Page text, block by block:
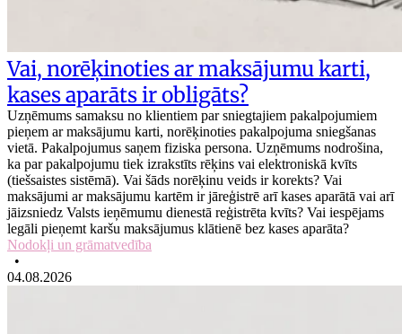
Vai, norēķinoties ar maksājumu karti,
kases aparāts ir obligāts?
Uzņēmums samaksu no klientiem par sniegtajiem pakalpojumiem
pieņem ar maksājumu karti, norēķinoties pakalpojuma sniegšanas
vietā. Pakalpojumus saņem fiziska persona. Uzņēmums nodrošina,
ka par pakalpojumu tiek izrakstīts rēķins vai elektroniskā kvīts
(tiešsaistes sistēmā). Vai šāds norēķinu veids ir korekts? Vai
maksājumi ar maksājumu kartēm ir jāreģistrē arī kases aparātā vai arī
jāizsniedz Valsts ieņēmumu dienestā reģistrēta kvīts? Vai iespējams
legāli pieņemt karšu maksājumus klātienē bez kases aparāta?
Nodokļi un grāmatvedība
•
04.08.2026